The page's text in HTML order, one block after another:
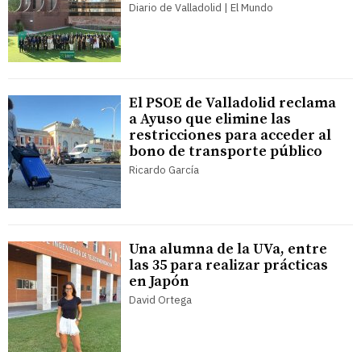
Diario de Valladolid | El Mundo
El PSOE de Valladolid reclama
a Ayuso que elimine las
restricciones para acceder al
bono de transporte público
Ricardo García
Una alumna de la UVa, entre
las 35 para realizar prácticas
en Japón
David Ortega